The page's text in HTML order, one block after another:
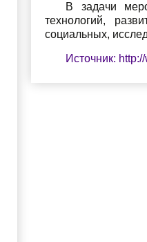
В задачи
технологий,
социальных,
Источник: